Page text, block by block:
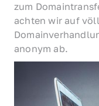
zum
achten wir auf
anonym ab.